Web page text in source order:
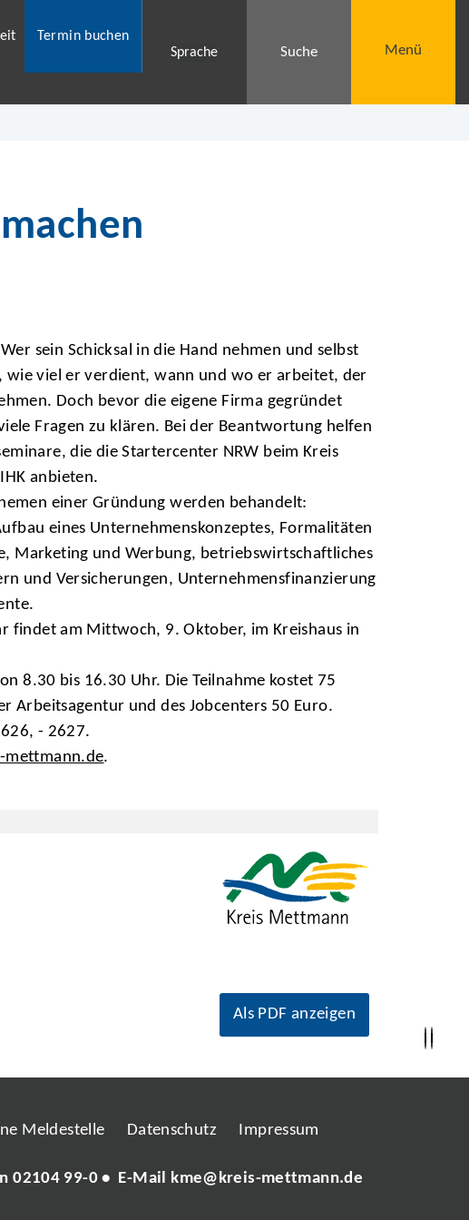
Termin buchen
Sprache
Suche Menü
Wer sein Schicksal in die Hand nehmen und selbst
wie viel er verdient, wann und wo er arbeitet, der
Doch bevor die eigene Firma gegründet
Fragen zu klären. Bei der Beantwortung helfen
die die Startercenter NRW beim Kreis
anbieten.
einer Gründung werden behandelt:
eines Unternehmenskonzeptes, Formalitäten
Marketing und Werbung, betriebswirtschaftliches
und Versicherungen, Unternehmensfinanzierung
findet am Mittwoch, 9. Oktober, im Kreishaus in
8.30 bis 16.30 Uhr. Die Teilnahme kostet 75
Arbeitsagentur und des Jobcenters 50 Euro.
- 2627.
mettmann.de.
Als PDF anzeigen
Meldestelle Datenschutz Impressum
02104 99-0• E-Mail kme@kreis-mettmann.de